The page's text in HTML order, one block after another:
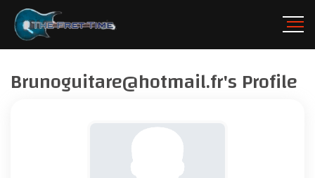
Brunoguitare@hotmail.fr's Profile